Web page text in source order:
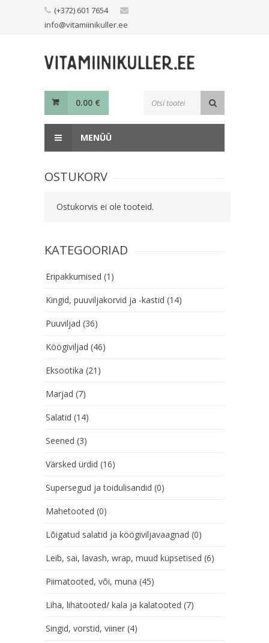
(+372) 601 7654
info@vitamiinikuller.ee
0.00 €
MENÜÜ
OSTUKORV
Ostukorvis ei ole tooteid.
KATEGOORIAD
Eripakkumised (1)
Kingid, puuviljakorvid ja -kastid (14)
Puuviljad (36)
Köögiviljad (46)
Eksootika (21)
Marjad (7)
Salatid (14)
Seened (3)
Värsked ürdid (16)
Supersegud ja toidulisandid (0)
Mahetooted (0)
Lõigatud salatid ja köögiviljavaagnad (0)
Leib, sai, lavash, wrap, muud küpsetised (6)
Piimatooted, või, muna (45)
Liha, lihatooted/ kala ja kalatooted (7)
Singid, vorstid, viiner (4)